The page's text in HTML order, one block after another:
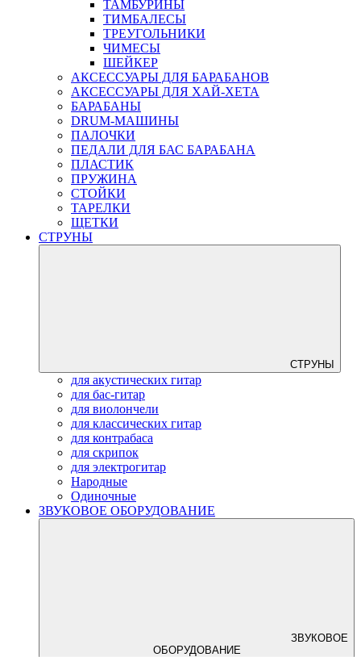
ТАМБУРИНЫ
ТИМБАЛЕСЫ
ТРЕУГОЛЬНИКИ
ЧИМЕСЫ
ШЕЙКЕР
АКСЕССУАРЫ ДЛЯ БАРАБАНОВ
АКСЕССУАРЫ ДЛЯ ХАЙ-ХЕТА
БАРАБАНЫ
DRUM-МАШИНЫ
ПАЛОЧКИ
ПЕДАЛИ ДЛЯ БАС БАРАБАНА
ПЛАСТИК
ПРУЖИНА
СТОЙКИ
ТАРЕЛКИ
ЩЕТКИ
СТРУНЫ
СТРУНЫ
для акустических гитар
для бас-гитар
для виолончели
для классических гитар
для контрабаса
для скрипок
для электрогитар
Народные
Одиночные
ЗВУКОВОЕ ОБОРУДОВАНИЕ
ЗВУКОВОЕ
ОБОРУДОВАНИЕ